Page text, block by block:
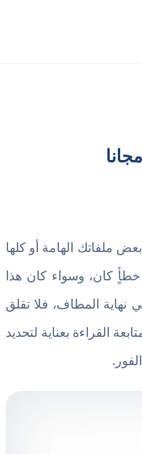
ملفاتك الهامة أو كلها
كان، وسواء كان هذا
نهاية المطاف، فلا تقلق
القراءة بعناية لتحديد